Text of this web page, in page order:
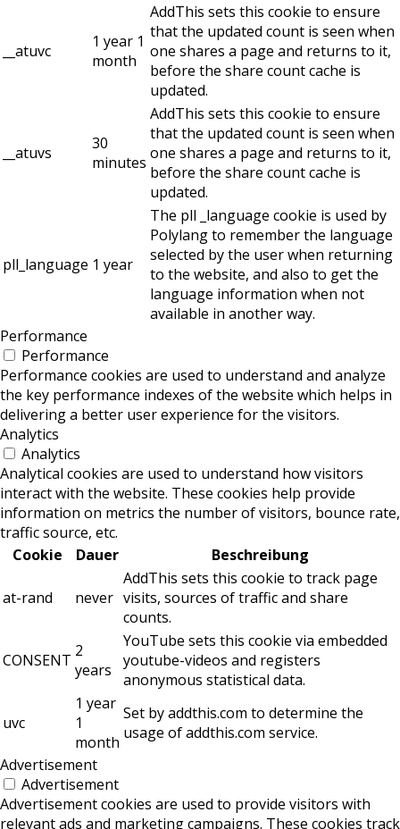
__atuvc
1 year 1
month
AddThis sets this cookie to ensure
that the updated count is seen when
one shares a page and returns to it,
before the share count cache is
updated.
__atuvs
30
minutes
AddThis sets this cookie to ensure
that the updated count is seen when
one shares a page and returns to it,
before the share count cache is
updated.
pll_language 1 year
The pll _language cookie is used by
Polylang to remember the language
selected by the user when returning
to the website, and also to get the
language information when not
available in another way.
Performance
Performance
Performance cookies are used to understand and analyze
the key performance indexes of the website which helps in
delivering a better user experience for the visitors.
Analytics
Analytics
Analytical cookies are used to understand how visitors
interact with the website. These cookies help provide
information on metrics the number of visitors, bounce rate,
traffic source, etc.
Cookie
Dauer Beschreibung
at-rand never
AddThis sets this cookie to track page
visits, sources of traffic and share
counts.
CONSENT 2
years
YouTube sets this cookie via embedded
youtube-videos and registers
anonymous statistical data.
uvc
1 year
1
month
Set by addthis.com to determine the
usage of addthis.com service.
Advertisement
Advertisement
Advertisement cookies are used to provide visitors with
relevant ads and marketing campaigns. These cookies track